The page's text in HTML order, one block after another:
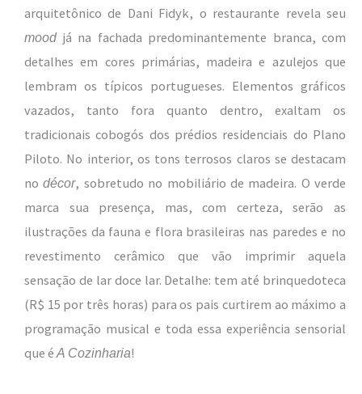
arquitetônico de Dani Fidyk, o restaurante revela seu
moodjá na fachada predominantemente branca, com
detalhes em cores primárias, madeira e azulejos que
lembram os típicos portugueses. Elementos gráficos
vazados, tanto fora quanto dentro, exaltam os
tradicionais cobogós dos prédios residenciais do Plano
Piloto. No interior, os tons terrosos claros se destacam
nodécor, sobretudo no mobiliário de madeira. O verde
marca sua presença, mas, com certeza, serão as
ilustrações da fauna e flora brasileiras nas paredes e no
revestimento cerâmico que vão imprimir aquela
sensação de lar doce lar. Detalhe: tem até brinquedoteca
(R$ 15 por três horas) para os pais curtirem ao máximo a
programação musical e toda essa experiência sensorial
que é A Cozinharia!